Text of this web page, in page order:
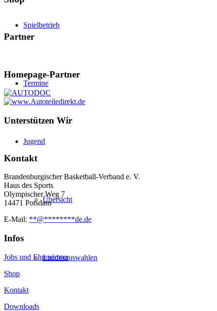
Spielbetrieb
Termine
Jugend
Übersicht
Landesauswahlen
Partner
Homepage-Partner
Unterstützen Wir
Kontakt
Brandenburgischer Basketball-Verband e. V.
Haus des Sports
Olympischer Weg 7
14471 Potsdam
E-Mail: **@********de.de
Infos
Jobs und Ehrenämter
Shop
Kontakt
Downloads